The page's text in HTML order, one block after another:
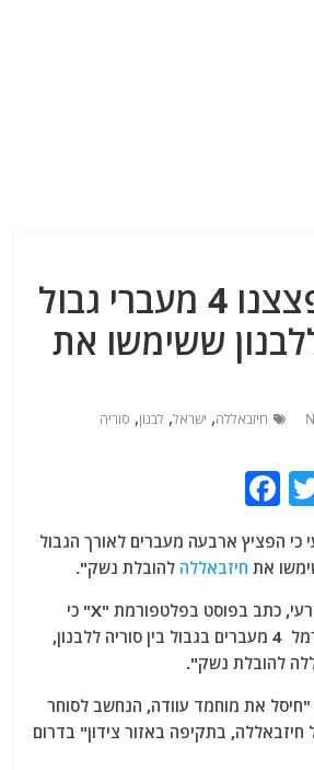
ישראל: הפצצנו 4 מעברי גבול
ששימשו את
חיזבאללה, ישראל, לבנון, סוריה
T
itt
er
c
e
b
o
o
k
כי הפציץ ארבעה מעברים לאורך הגבול
את חיזבאללה להובלת נשק".
דובר צה"ל, אביחי אדרעי, כתב בפוסט בפלטפורמת "X" כי
צה"ל "תקף באזור הרמל 4 מעברים בגבול בין סוריה ללבנון,
להובלת נשק".
"חיסל את מוחמד עוודה, הנחשב לסוחר
חיזבאללה, בתקיפה באזור צידון" בדרום